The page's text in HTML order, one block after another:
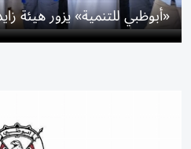
«أبوظبي للتنمية» يزور هيئة